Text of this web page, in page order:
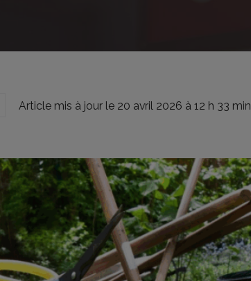
Article mis à jour le 20 avril 2026 à 12 h 33 min